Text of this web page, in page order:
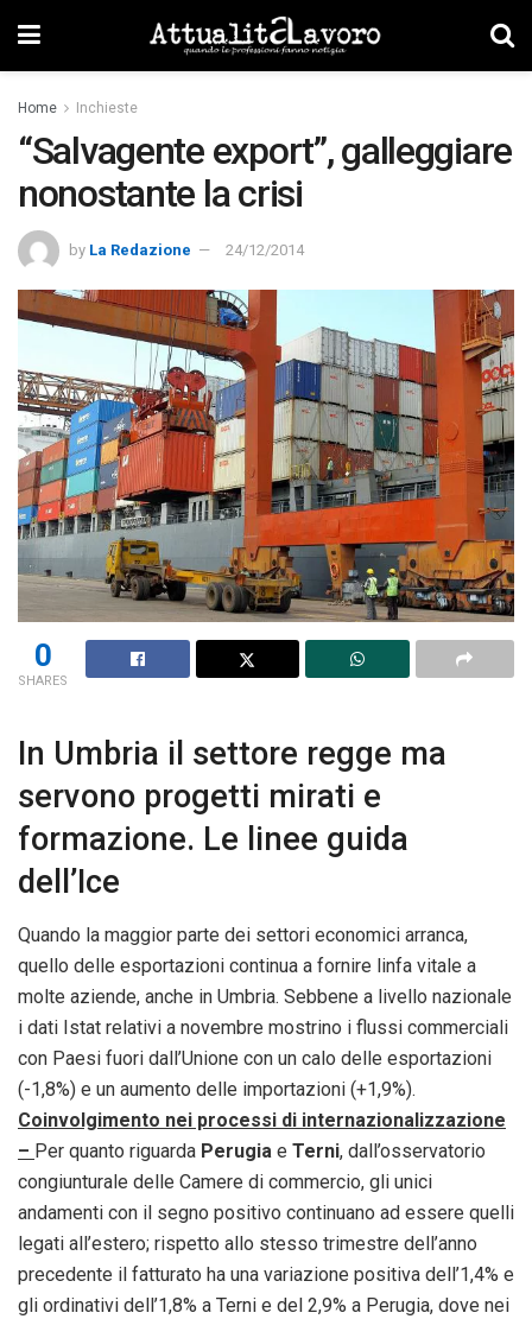
Home Inchieste
“Salvagente export”, galleggiare
nonostante la crisi
by La Redazione 24/12/2014
0
SHARES
In Umbria il settore regge ma
servono progetti mirati e
formazione. Le linee guida
dell’Ice
Quando la maggior parte dei settori economici arranca,
quello delle esportazioni continua a fornire linfa vitale a
molte aziende, anche in Umbria. Sebbene a livello nazionale
i dati Istat relativi a novembre mostrino i flussi commerciali
con Paesi fuori dall’Unione con un calo delle esportazioni
(-1,8%) e un aumento delle importazioni (+1,9%).
Coinvolgimento nei processi di internazionalizzazione
– Per quanto riguarda Perugia e Terni, dall’osservatorio
congiunturale delle Camere di commercio, gli unici
andamenti con il segno positivo continuano ad essere quelli
legati all’estero; rispetto allo stesso trimestre dell’anno
precedente il fatturato ha una variazione positiva dell’1,4% e
gli ordinativi dell’1,8% a Terni e del 2,9% a Perugia, dove nei